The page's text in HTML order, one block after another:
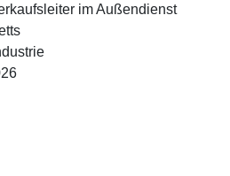
im Außendienst